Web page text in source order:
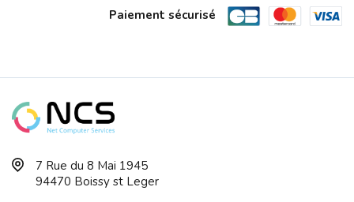
Paiement sécurisé
7 Rue du 8 Mai 1945
94470 Boissy st Leger